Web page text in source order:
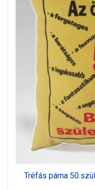
Tréfás párna